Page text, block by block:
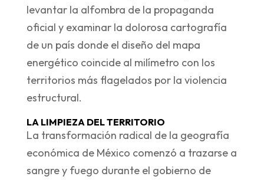
levantar la alfombra de la propaganda
oficial y examinar la dolorosa cartografía
de un país donde el diseño del mapa
energético coincide al milímetro con los
territorios más flagelados por la violencia
estructural.
LA LIMPIEZA DEL TERRITORIO
La transformación radical de la geografía
económica de México comenzó a trazarse a
sangre y fuego durante el gobierno de